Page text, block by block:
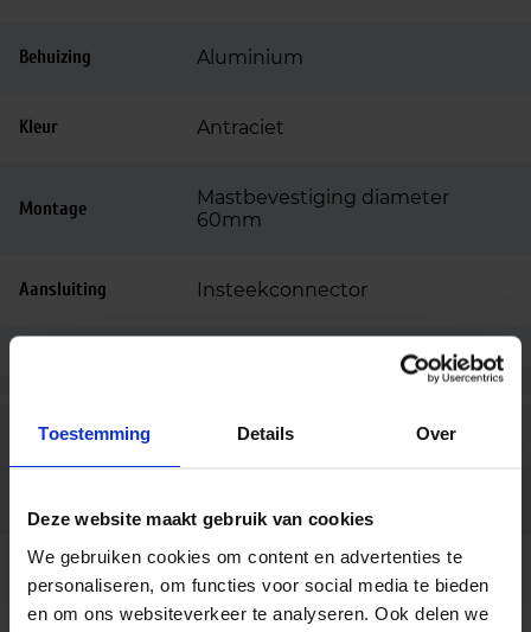
Toestemming Details Over
Deze website maakt gebruik van cookies
We gebruiken cookies om content en advertenties te
personaliseren, om functies voor social media te bieden
en om ons websiteverkeer te analyseren. Ook delen we
Behuizing Aluminium
Kleur Antraciet
Montage
Mastbevestiging diameter
60mm
Aansluiting Insteekconnector
Garantie 5 jaar
Fabrikantnaam KFA LED 84 17000LM ANTRACIET